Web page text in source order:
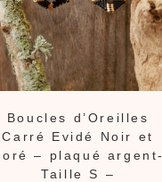
Boucles d’Oreilles
Carré Evidé Noir et
– plaqué argent-
Taille S –